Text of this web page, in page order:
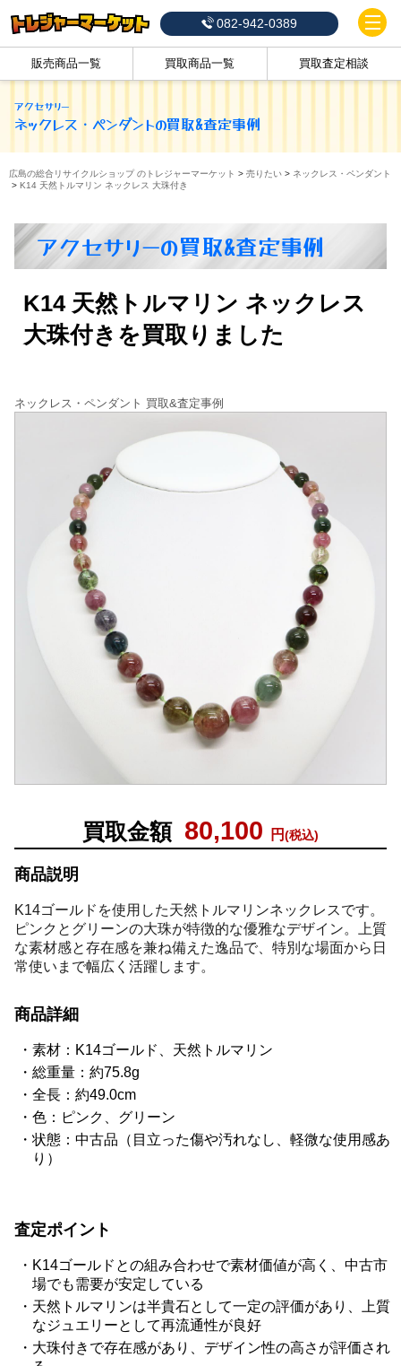
082-942-0389
販売商品一覧 買取商品一覧 買取査定相談
アクセサリー
ネックレス・ペンダントの買取&査定事例
広島の総合リサイクルショップ のトレジャーマーケット > 売りたい > ネックレス・ペンダント
> K14 天然トルマリン ネックレス 大珠付き
アクセサリーの買取&査定事例
K14 天然トルマリン ネックレス
大珠付きを買取りました
買取金額 80,100 円(税込)
商品説明
K14ゴールドを使用した天然トルマリンネックレスです。
ピンクとグリーンの大珠が特徴的な優雅なデザイン。上質
な素材感と存在感を兼ね備えた逸品で、特別な場面から日
常使いまで幅広く活躍します。
商品詳細
素材：K14ゴールド、天然トルマリン
総重量：約75.8g
全長：約49.0cm
色：ピンク、グリーン
状態：中古品（目立った傷や汚れなし、軽微な使用感あ
り）
査定ポイント
K14ゴールドとの組み合わせで素材価値が高く、中古市
場でも需要が安定している
天然トルマリンは半貴石として一定の評価があり、上質
なジュエリーとして再流通性が良好
大珠付きで存在感があり、デザイン性の高さが評価され
ネックレス・ペンダント 買取&査定事例